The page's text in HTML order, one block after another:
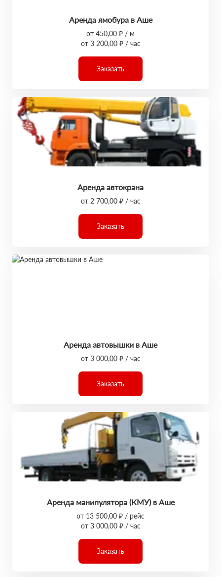
Аренда ямобура в Аше
от 450,00 ₽ / м
от 3 200,00 ₽ / час
Заказать
Аренда автокрана
от 2 700,00 ₽ / час
Заказать
Аренда автовышки в Аше
от 3 000,00 ₽ / час
Заказать
Аренда манипулятора (КМУ) в Аше
от 13 500,00 ₽ / рейс
от 3 000,00 ₽ / час
Заказать